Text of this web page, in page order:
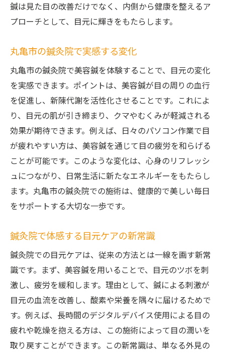
鍼は見た目の改善だけでなく、内側から健康を整えるア
プローチとして、目元に輝きをもたらします。
丸亀市の鍼灸院で実感する変化
丸亀市の鍼灸院で美容鍼を体験することで、目元の変化
を実感できます。ポイントは、美容鍼が目の周りの血行
を促進し、新陳代謝を活性化させることです。これによ
り、目元の肌が引き締まり、クマやむくみが軽減される
効果が期待できます。例えば、日々のパソコン作業で目
が疲れやすい方は、美容鍼を通じて目の疲労を和らげる
ことが可能です。このような変化は、心身のリフレッシ
ュにつながり、日常生活に新たなエネルギーをもたらし
ます。丸亀市の鍼灸院での施術は、健康的で美しい毎日
をサポートする大切な一歩です。
鍼灸院で体感する目元ケアの新常識
鍼灸院での目元ケアは、従来の方法とは一線を画す新常
識です。まず、美容鍼を用いることで、目元のツボを刺
激し、疲労を緩和します。理由として、鍼による刺激が
目元の血流を改善し、酸素や栄養を隅々に届けるためで
す。例えば、長時間のデジタルデバイス使用による目の
疲れや乾燥を抱える方は、この施術によって目の潤いを
取り戻すことができます。この新常識は、単なる外見の